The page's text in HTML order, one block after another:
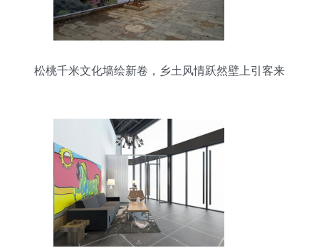
松桃千米文化墙绘新卷，乡土风情跃然壁上引客来